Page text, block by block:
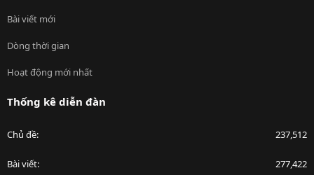
Bài viết mới
Dòng thời gian
Hoạt động mới nhất
Thống kê diễn đàn
Chủ đề 237,512
Bài viết 277,422